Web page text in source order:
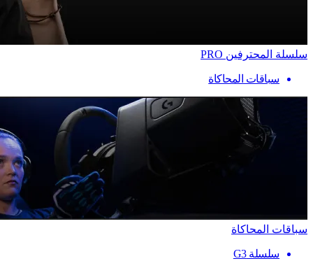
سلسلة المحترفين PRO
سباقات المحاكاة
سباقات المحاكاة
سلسلة G3